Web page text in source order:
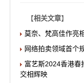
【相关文章】
莫奈、梵高佳作亮
网络拍卖领域首个
富艺斯2024香港春
交相辉映